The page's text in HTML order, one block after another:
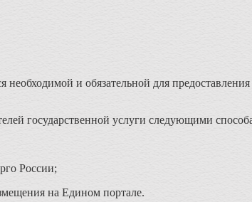
и обязательной для предоставления
государственной услуги следующими
России;
на Едином портале.